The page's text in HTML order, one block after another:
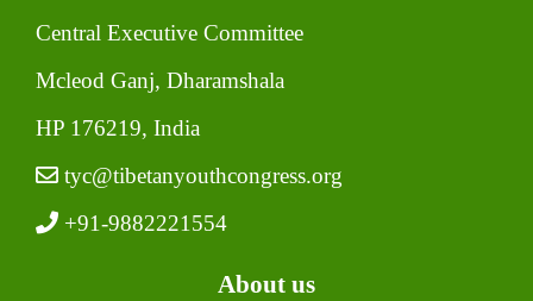
Central Executive Committee
Mcleod Ganj, Dharamshala
HP 176219, India
tyc@tibetanyouthcongress.org
+91-9882221554
About us